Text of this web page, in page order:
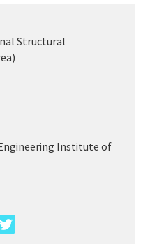
Structural
Institute of